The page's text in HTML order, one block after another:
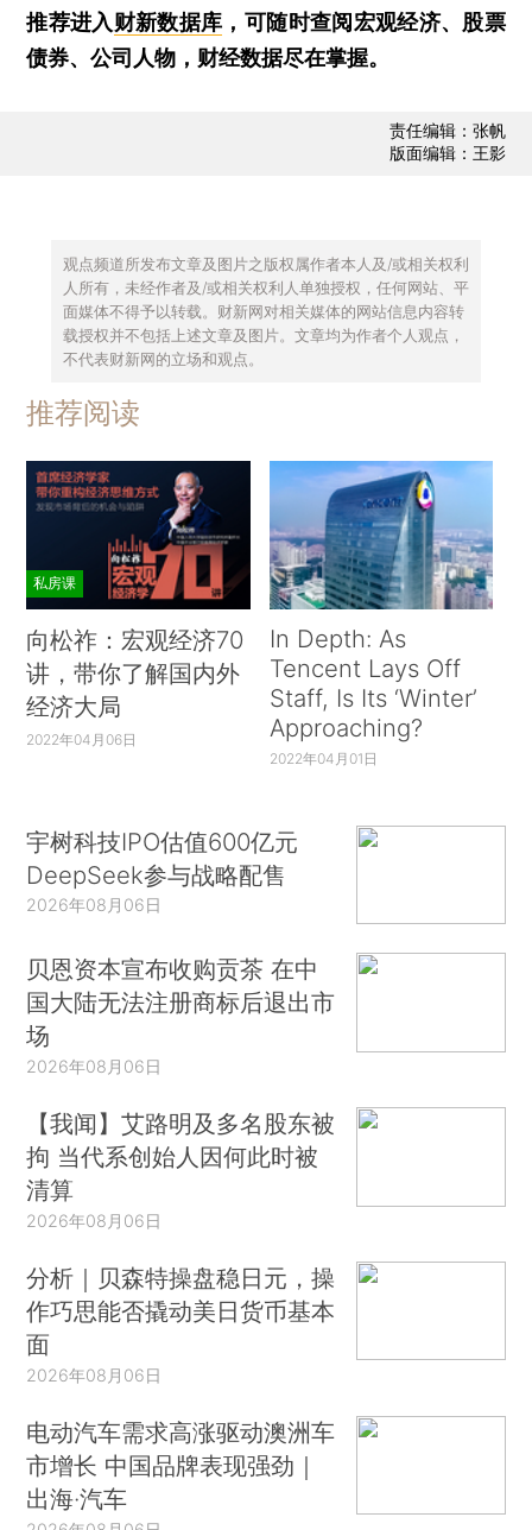
推荐进入财新数据库 ，可随时查阅宏观经济、股票
债券、公司人物，财经数据尽在掌握。
责任编辑：张帆
版面编辑：王影
观点频道所发布文章及图片之版权属作者本人及/或相关权利
人所有，未经作者及/或相关权利人单独授权，任何网站、平
面媒体不得予以转载。财新网对相关媒体的网站信息内容转
载授权并不包括上述文章及图片。文章均为作者个人观点，
不代表财新网的立场和观点。
推荐阅读
私房课
向松祚：宏观经济70
讲，带你了解国内外
经济大局
2022年04月06日
In Depth: As
Tencent Lays Off
Staff, Is Its ‘Winter’
Approaching?
2022年04月01日
宇树科技IPO估值600亿元
DeepSeek参与战略配售
2026年08月06日
贝恩资本宣布收购贡茶 在中
国大陆无法注册商标后退出市
场
2026年08月06日
【我闻】艾路明及多名股东被
拘 当代系创始人因何此时被
清算
2026年08月06日
分析｜贝森特操盘稳日元，操
作巧思能否撬动美日货币基本
面
2026年08月06日
电动汽车需求高涨驱动澳洲车
市增长 中国品牌表现强劲｜
出海·汽车